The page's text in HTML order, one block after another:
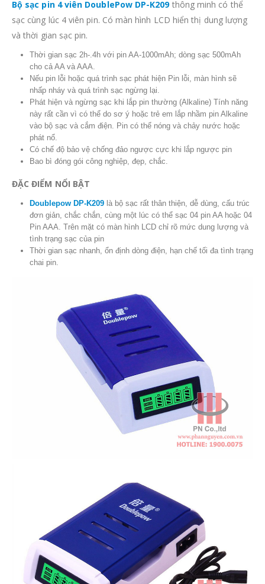
Bộ sạc pin 4 viên DoublePow DP-K209thông minh có thể
sạc cùng lúc 4 viên pin. Có màn hình LCD hiển thị dung lượng
và thời gian sạc pin.
Thời gian sạc 2h-.4h với pin AA-1000mAh; dòng sạc 500mAh
cho cả AA và AAA.
Nếu pin lỗi hoặc quá trình sạc phát hiện Pin lỗi, màn hình sẽ
nhấp nháy và quá trình sạc ngừng lại.
Phát hiện và ngừng sạc khi lắp pin thường (Alkaline) Tính năng
này rất cần vì có thể do sơ ý hoặc trẻ em lắp nhầm pin Alkaline
vào bộ sạc và cắm điện. Pin có thể nóng và chảy nước hoặc
phát nổ.
Có chế độ bảo vệ chống đảo ngược cực khi lắp ngược pin
Bao bì đóng gói công nghiệp, đẹp, chắc.
ĐẶC ĐIỂM NỔI BẬT
Doublepow DP-K209là bộ sạc rất thân thiện, dễ dùng, cấu trúc
đơn giản, chắc chắn, cùng một lúc có thể sạc 04 pin AA hoặc 04
Pin AAA. Trên mặt có màn hình LCD chỉ rõ mức dung lượng và
tình trạng sạc của pin
Thời gian sạc nhanh, ổn định dòng điện, hạn chế tối đa tình trạng
chai pin.